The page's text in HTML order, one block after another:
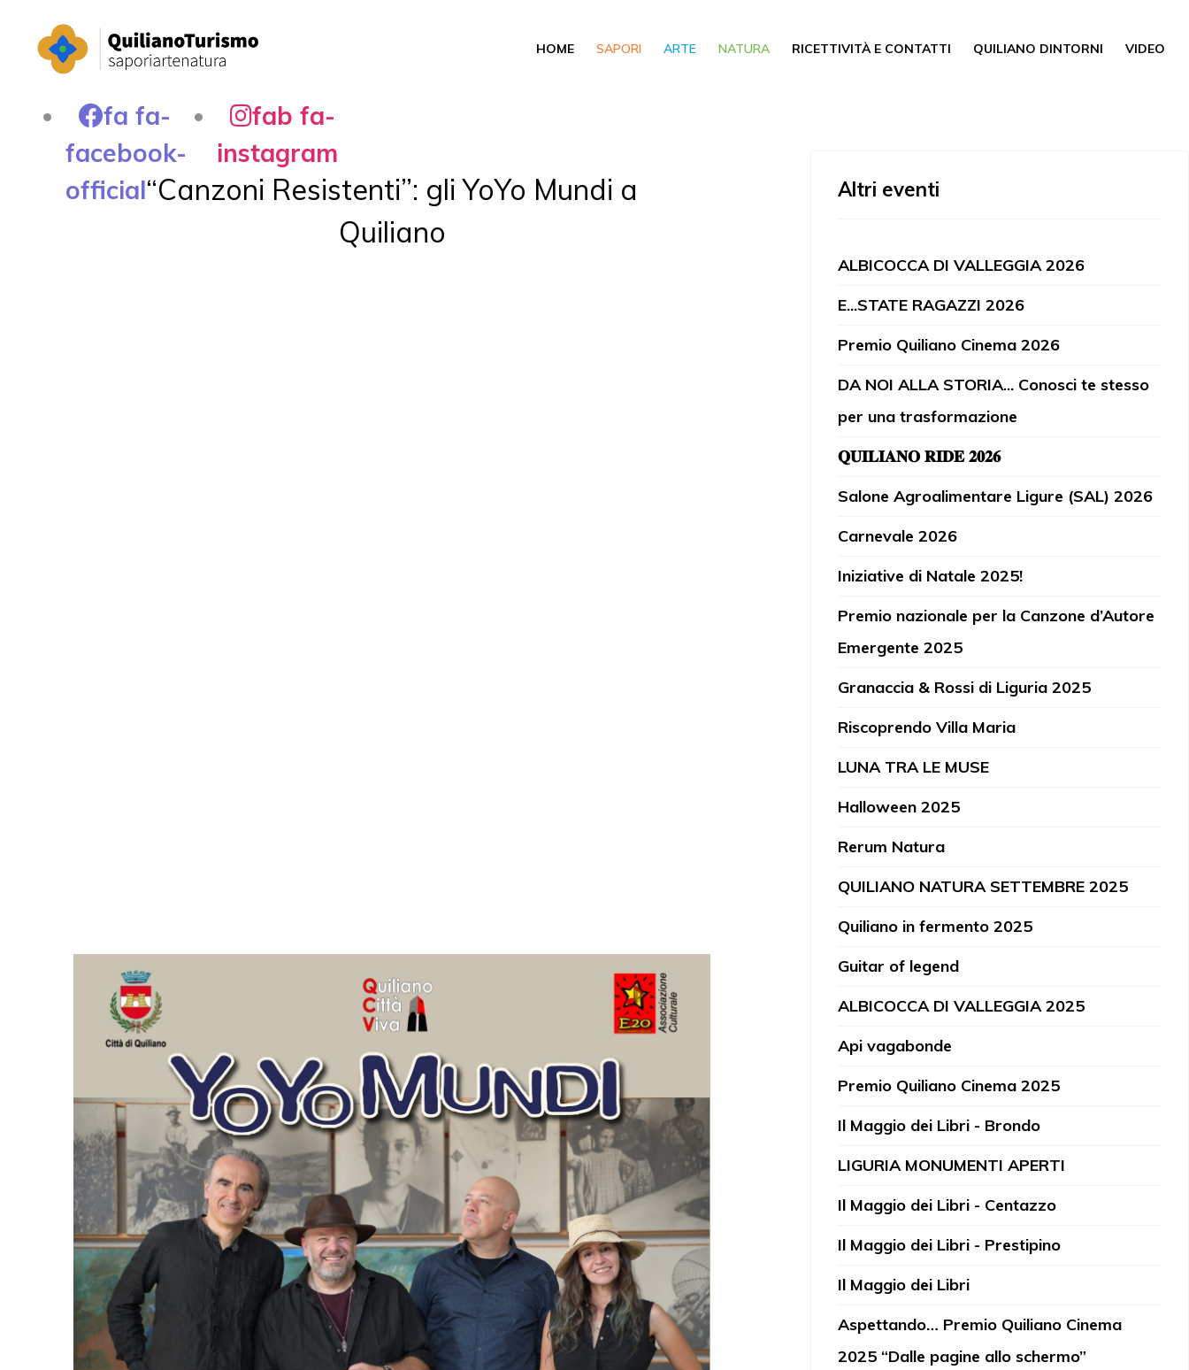
HOME SAPORI ARTE NATURA RICETTIVITÀ E CONTATTI QUILIANO DINTORNI VIDEO
fa fa-
facebook-
official
fab fa-
instagram
“Canzoni Resistenti”: gli YoYo Mundi a
Quiliano
Altri eventi
ALBICOCCA DI VALLEGGIA 2026
E...STATE RAGAZZI 2026
Premio Quiliano Cinema 2026
DA NOI ALLA STORIA... Conosci te stesso
per una trasformazione
𝐐𝐔𝐈𝐋𝐈𝐀𝐍𝐎 𝐑𝐈𝐃𝐄 𝟐𝟎𝟐𝟔
Salone Agroalimentare Ligure (SAL) 2026
Carnevale 2026
Iniziative di Natale 2025!
Premio nazionale per la Canzone d’Autore
Emergente 2025
Granaccia & Rossi di Liguria 2025
Riscoprendo Villa Maria
LUNA TRA LE MUSE
Halloween 2025
Rerum Natura
QUILIANO NATURA SETTEMBRE 2025
Quiliano in fermento 2025
Guitar of legend
ALBICOCCA DI VALLEGGIA 2025
Api vagabonde
Premio Quiliano Cinema 2025
Il Maggio dei Libri - Brondo
LIGURIA MONUMENTI APERTI
Il Maggio dei Libri - Centazzo
Il Maggio dei Libri - Prestipino
Il Maggio dei Libri
Aspettando… Premio Quiliano Cinema
2025 “Dalle pagine allo schermo”